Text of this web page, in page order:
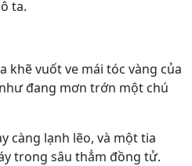
ta.
khẽ vuốt ve mái tóc vàng của
đang mơn trớn một chú
càng lạnh lẽo, và một tia
trong sâu thẳm đồng tử.